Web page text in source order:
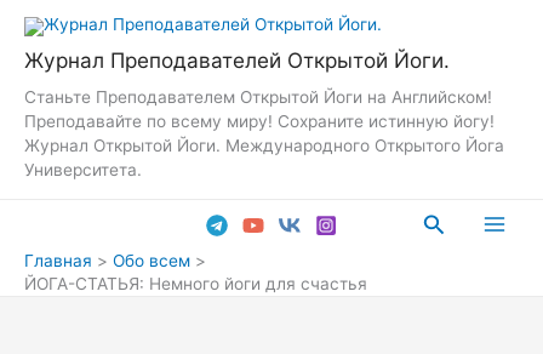
Перейти
содержимому
Журнал Преподавателей Открытой Йоги.
Станьте Преподавателем Открытой Йоги на Английском!
Преподавайте по всему миру! Сохраните истинную йогу!
Журнал Открытой Йоги. Международного Открытого Йога
Университета.
Поиск
Главная
Обо всем
ЙОГА-СТАТЬЯ: Немного йоги для счастья